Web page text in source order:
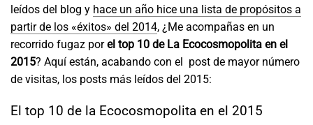
leídos del blog y hace un año hice una lista de propósitos a
partir de los «éxitos» del 2014, ¿Me acompañas en un
recorrido fugaz porel top 10 de La Ecocosmopolita en el
2015? Aquí están, acabando con el post de mayor número
de visitas, los posts más leídos del 2015:
El top 10 de la Ecocosmopolita en el 2015